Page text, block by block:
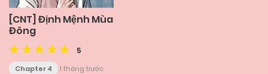
[CNT] Định Mệnh Mùa
Đông
5
Chapter 4 1 tháng trước